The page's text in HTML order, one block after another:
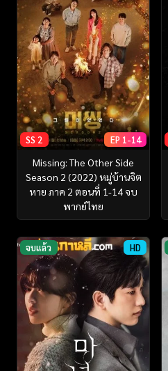
SS 2 EP 1-14
Missing: The Other Side
Season 2 (2022) หมู่บ้านจิต
หาย ภาค 2 ตอนที่ 1-14 จบ
พากย์ไทย
จบแล้ว HD